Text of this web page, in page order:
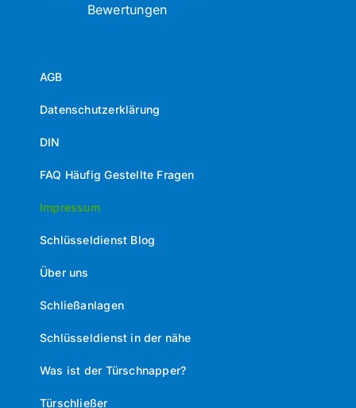
Bewertungen
AGB
Datenschutzerklärung
DIN
FAQ Häufig Gestellte Fragen
Impressum
Schlüsseldienst Blog
Über uns
Schließanlagen
Schlüsseldienst in der nähe
Was ist der Türschnapper?
Türschließer